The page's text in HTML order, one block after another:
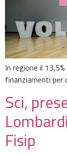
In regione il
finanziamenti per
Sci,
Fisip